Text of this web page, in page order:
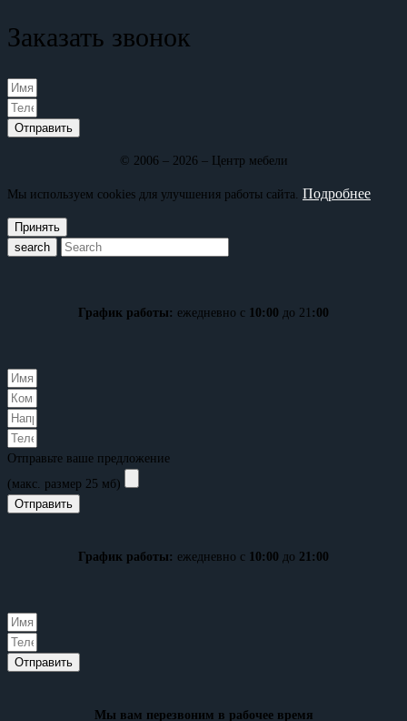
Заказать звонок
Отправить
© 2006 – 2026 – Центр мебели
Мы используем cookies для улучшения работы сайта. Подробнее
Принять
search
График работы: ежедневно с 10:00 до 21 :00
Отправьте ваше предложение
(макс. размер 25 мб)
Отправить
График работы: ежедневно с 10:00 до 21:00
Отправить
Мы вам перезвоним в рабочее время